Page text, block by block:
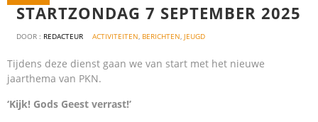
STARTZONDAG 7 SEPTEMBER 2025
DOOR : REDACTEUR ACTIVITEITEN, BERICHTEN, JEUGD
Tijdens deze dienst gaan we van start met het nieuwe
jaarthema van PKN.
‘Kijk! Gods Geest verrast!’